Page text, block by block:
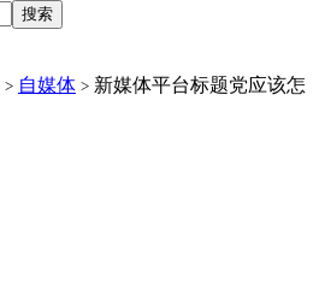
> 自媒体 > 新媒体平台标题党应该怎